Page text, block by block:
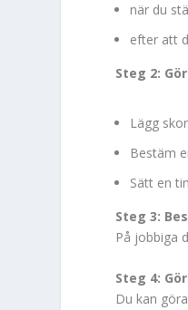
när du
efter att
Steg 2:
Lägg
Bestäm
Sätt en
Steg 3:
På jobbiga
Steg 4:
Du kan